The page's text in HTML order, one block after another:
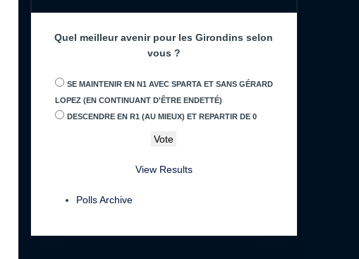
Quel meilleur avenir pour les Girondins selon
vous ?
SE MAINTENIR EN N1 AVEC SPARTA ET SANS GÉRARD
LOPEZ (EN CONTINUANT D'ÊTRE ENDETTÉ)
DESCENDRE EN R1 (AU MIEUX) ET REPARTIR DE 0
View Results
Polls Archive